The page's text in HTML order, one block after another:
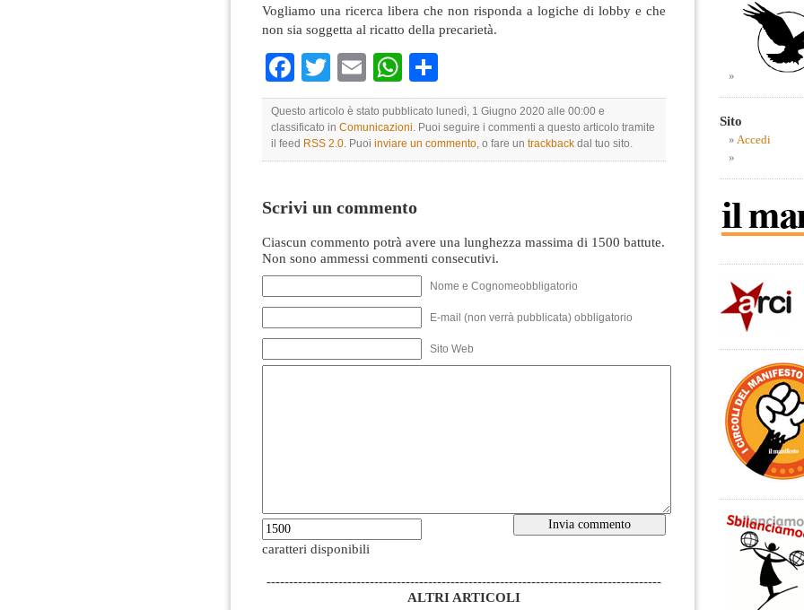
Vogliamo una ricerca libera che non risponda a logiche di lobby e che
non sia soggetta al ricatto della precarietà.
Facebook
TwitterEmailWhatsApp
Questo articolo è stato pubblicato lunedì, 1 Giugno 2020 alle 00:00 e
classificato in Comunicazioni. Puoi seguire i commenti a questo articolo tramite
il feed RSS 2.0. Puoi inviare un commento, o fare un trackback dal tuo sito.
Scrivi un commento
Ciascun commento potrà avere una lunghezza massima di 1500 battute.
Non sono ammessi commenti consecutivi.
Nome e Cognomeobbligatorio
E-mail (non verrà pubblicata) obbligatorio
Sito Web
caratteri disponibili
----------------------------------------------------------------------------------------
ALTRI ARTICOLI
Sito
Accedi